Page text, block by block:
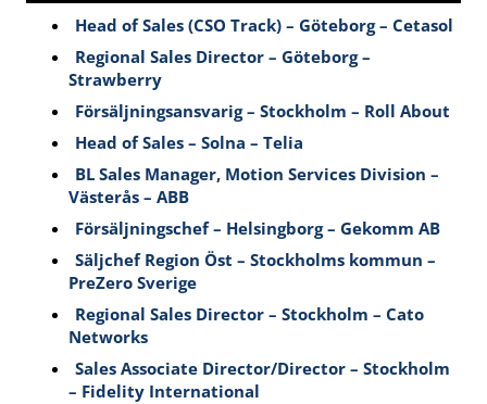
Head of Sales (CSO Track) – Göteborg – Cetasol
Regional Sales Director – Göteborg –
Strawberry
Försäljningsansvarig – Stockholm – Roll About
Head of Sales – Solna – Telia
BL Sales Manager, Motion Services Division –
Västerås – ABB
Försäljningschef – Helsingborg – Gekomm AB
Säljchef Region Öst – Stockholms kommun –
PreZero Sverige
Regional Sales Director – Stockholm – Cato
Networks
Sales Associate Director/Director – Stockholm
– Fidelity International